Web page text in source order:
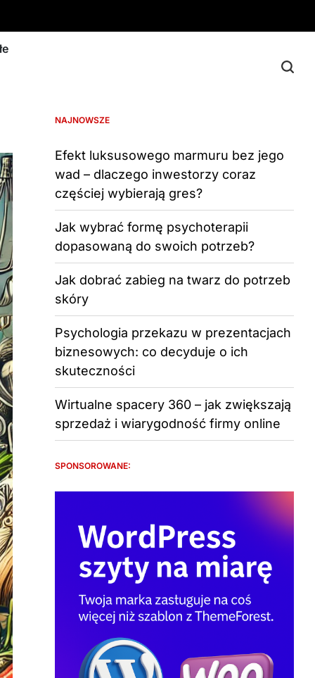
NAJNOWSZE
Efekt luksusowego marmuru bez jego
wad – dlaczego inwestorzy coraz
częściej wybierają gres?
Jak wybrać formę psychoterapii
dopasowaną do swoich potrzeb?
Jak dobrać zabieg na twarz do potrzeb
skóry
Psychologia przekazu w prezentacjach
biznesowych: co decyduje o ich
skuteczności
Wirtualne spacery 360 – jak zwiększają
sprzedaż i wiarygodność firmy online
SPONSOROWANE: